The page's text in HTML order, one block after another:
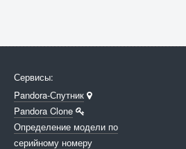
Сервисы:
Pandora-Спутник
Pandora Clone
Определение модели по
серийному номеру